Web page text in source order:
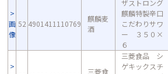
画
像
52 4901411110769
麒麟麦
酒
ザストロング
麒麟特製辛口
こだわりサワ
ー ３５０×
６
三菱食
三菱食品 シ
ゲキックスチ